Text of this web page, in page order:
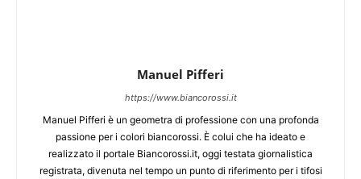
Manuel Pifferi
https://www.biancorossi.it
Manuel Pifferi è un geometra di professione con una profonda
passione per i colori biancorossi. È colui che ha ideato e
realizzato il portale Biancorossi.it, oggi testata giornalistica
registrata, divenuta nel tempo un punto di riferimento per i tifosi